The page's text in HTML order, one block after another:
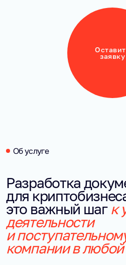
заявку
Об услуге
Разработка
для
это важный шаг к
деятельности
и
компании в